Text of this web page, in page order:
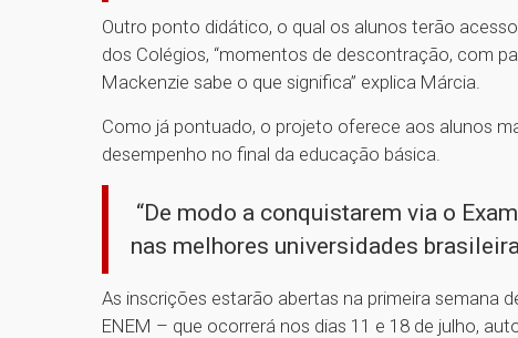
Outro ponto didático, o qual os alunos terão
dos Colégios, “momentos de descontração, com
Mackenzie sabe o que significa” explica Márcia.
Como já pontuado, o projeto oferece aos alunos
desempenho no final da educação básica.
“De modo a conquistarem via o
nas melhores universidades
As inscrições estarão abertas na primeira semana
ENEM – que ocorrerá nos dias 11 e 18 de julho,